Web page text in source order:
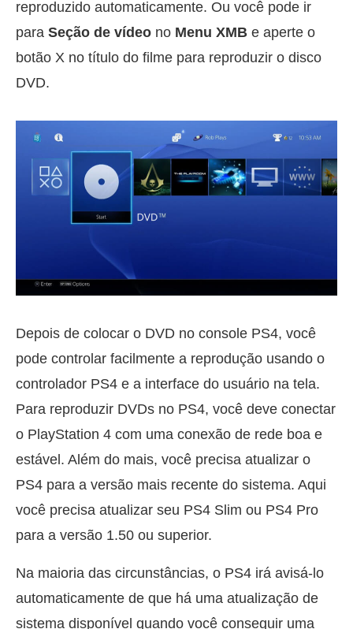
reproduzido automaticamente. Ou você pode ir
para Seção de vídeo no Menu XMB e aperte o
botão X no título do filme para reproduzir o disco
DVD.
Depois de colocar o DVD no console PS4, você
pode controlar facilmente a reprodução usando o
controlador PS4 e a interface do usuário na tela.
Para reproduzir DVDs no PS4, você deve conectar
o PlayStation 4 com uma conexão de rede boa e
estável. Além do mais, você precisa atualizar o
PS4 para a versão mais recente do sistema. Aqui
você precisa atualizar seu PS4 Slim ou PS4 Pro
para a versão 1.50 ou superior.
Na maioria das circunstâncias, o PS4 irá avisá-lo
automaticamente de que há uma atualização de
sistema disponível quando você conseguir uma